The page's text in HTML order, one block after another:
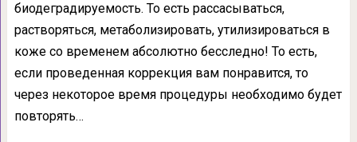
биодеградируемость. То есть рассасываться,
растворяться, метаболизировать, утилизироваться в
коже со временем абсолютно бесследно! То есть,
если проведенная коррекция вам понравится, то
через некоторое время процедуры необходимо будет
повторять…